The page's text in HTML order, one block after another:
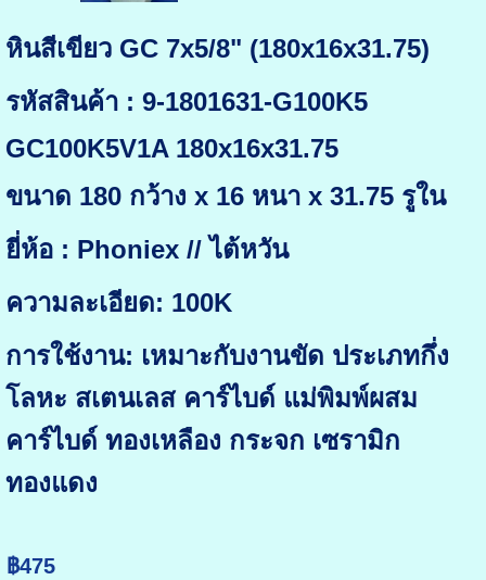
หินสีเขียว GC 7x5/8" (180x16x31.75)
รหัสสินค้า : 9-1801631-G100K5
GC100K5V1A 180x16x31.75
ขนาด 180 กว้าง x 16 หนา x 31.75 รูใน
ยี่ห้อ : Phoniex // ไต้หวัน
ความละเอียด: 100K
การใช้งาน: เหมาะกับงานขัด ประเภทกึ่ง
โลหะ สเตนเลส คาร์ไบด์ แม่พิมพ์ผสม
คาร์ไบด์ ทองเหลือง กระจก เซรามิก
ทองแดง
฿475